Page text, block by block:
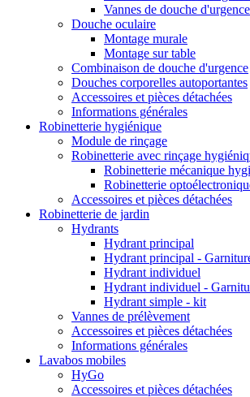
Vannes de douche d'urgence
Douche oculaire
Montage murale
Montage sur table
Combinaison de douche d'urgence
Douches corporelles autoportantes
Accessoires et pièces détachées
Informations générales
Robinetterie hygiénique
Module de rinçage
Robinetterie avec rinçage
Robinetterie mécanique
Robinetterie
Accessoires et pièces détachées
Robinetterie de jardin
Hydrants
Hydrant principal
Hydrant principal -
Hydrant individuel
Hydrant individuel -
Hydrant simple - kit
Vannes de prélèvement
Accessoires et pièces détachées
Informations générales
Lavabos mobiles
HyGo
Accessoires et pièces détachées